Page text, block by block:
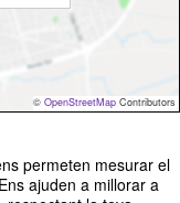
permeten mesurar el
ajuden a millorar a
© OpenStreetMap Contributors